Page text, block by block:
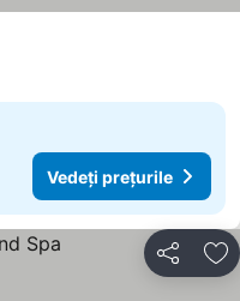
Vedeți prețurile
Distribuiți